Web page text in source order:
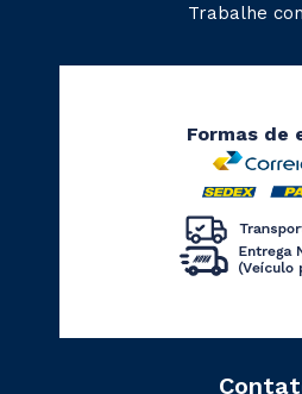
Trabalhe
Formas de